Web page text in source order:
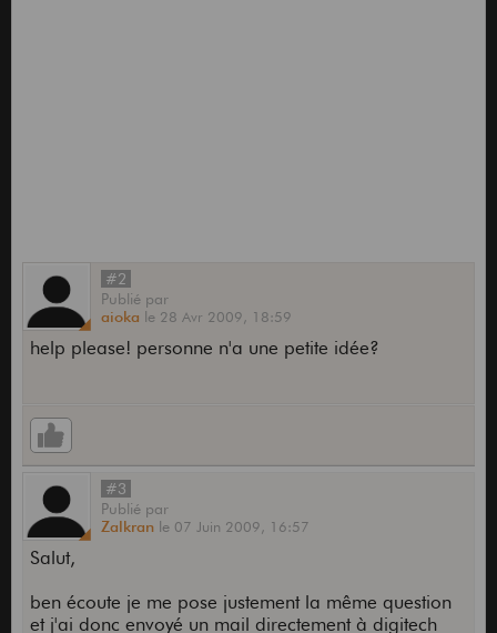
#2
Publié par
aioka le 28 Avr 2009, 18:59
help please! personne n'a une petite idée?
#3
Publié par
Zalkran le 07 Juin 2009, 16:57
Salut,
ben écoute je me pose justement la même question
et j'ai donc envoyé un mail directement à digitech